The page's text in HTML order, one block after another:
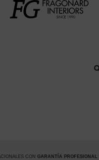
CONGARANTÍA PROFESIONAL